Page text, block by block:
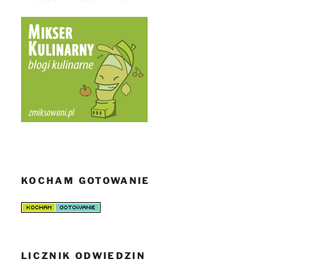
KOCHAM GOTOWANIE
LICZNIK ODWIEDZIN